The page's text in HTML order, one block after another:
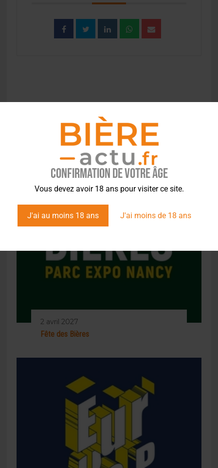
Confirmation de votre âge
Vous devez avoir 18 ans pour visiter ce site.
J'ai au moins 18 ans J'ai moins de 18 ans
2 avril 2027
Fête des Bières